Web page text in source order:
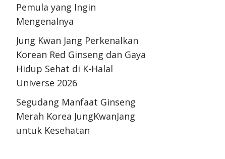
Pemula yang Ingin
Mengenalnya
Jung Kwan Jang Perkenalkan
Korean Red Ginseng dan Gaya
Hidup Sehat di K-Halal
Universe 2026
Segudang Manfaat Ginseng
Merah Korea JungKwanJang
untuk Kesehatan